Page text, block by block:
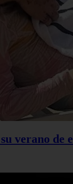
verano de